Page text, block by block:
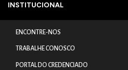
INSTITUCIONAL
ENCONTRE-NOS
TRABALHE CONOSCO
PORTAL DO CREDENCIADO